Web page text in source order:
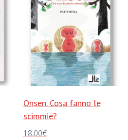
Onsen. Cosa fanno le
scimmie?
18,00€